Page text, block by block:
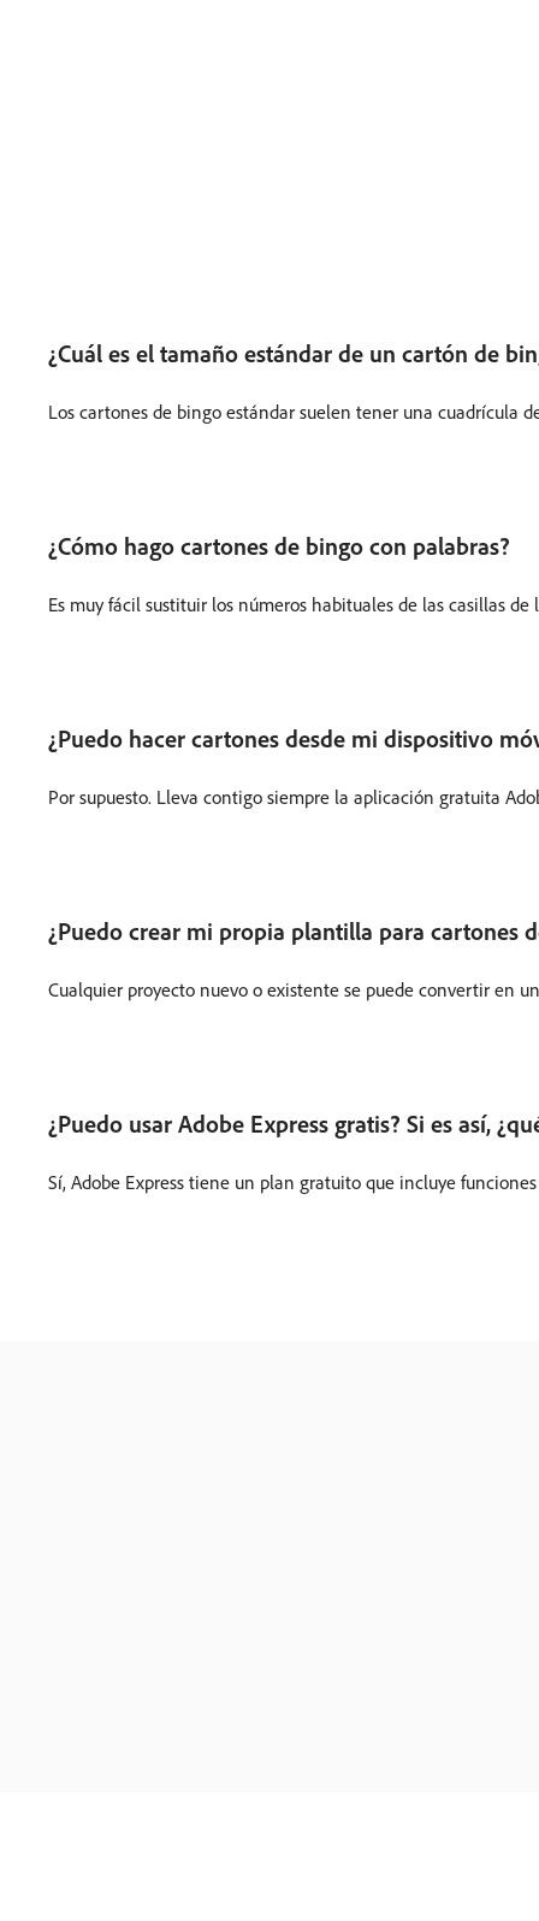
¿Cuál es el tamaño estándar de un cartón de
Los cartones de bingo estándar suelen tener una cuadrícula
¿Cómo hago cartones de bingo con palabras?
Es muy fácil sustituir los números habituales de las casillas
¿Puedo hacer cartones desde mi dispositivo
Por supuesto. Lleva contigo siempre la aplicación gratuita
¿Puedo crear mi propia plantilla para cartones
Cualquier proyecto nuevo o existente se puede convertir en
¿Puedo usar Adobe Express gratis? Si es así,
Sí, Adobe Express tiene un plan gratuito que incluye